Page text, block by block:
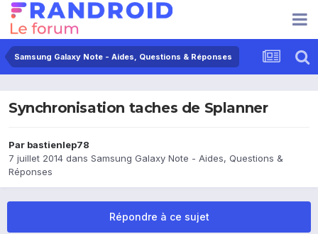
Samsung Galaxy Note - Aides, Questions & Réponses
Synchronisation taches de Splanner
Par bastienlep78
7 juillet 2014 dans Samsung Galaxy Note - Aides, Questions &
Réponses
Répondre à ce sujet